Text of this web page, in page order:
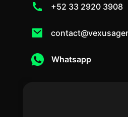
+52 33 2920 3908
Whatsapp